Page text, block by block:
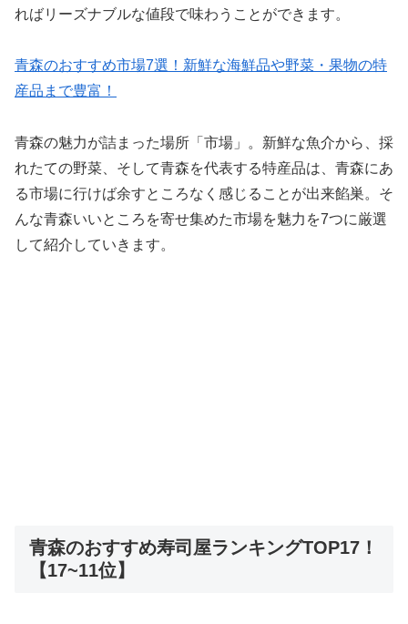
ればリーズナブルな値段で味わうことができます。
青森のおすすめ市場7選！新鮮な海鮮品や野菜・果物の特
産品まで豊富！
青森の魅力が詰まった場所「市場」。新鮮な魚介から、採
れたての野菜、そして青森を代表する特産品は、青森にあ
る市場に行けば余すところなく感じることが出来餡巣。そ
んな青森いいところを寄せ集めた市場を魅力を7つに厳選
して紹介していきます。
青森のおすすめ寿司屋ランキングTOP17！
【17~11位】